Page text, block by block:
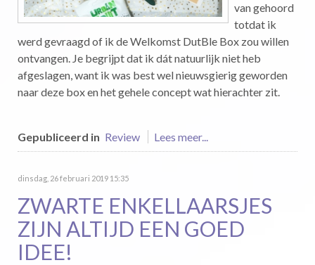
van gehoord
totdat ik
werd gevraagd of ik de Welkomst DutBle Box zou willen
ontvangen. Je begrijpt dat ik dát natuurlijk niet heb
afgeslagen, want ik was best wel nieuwsgierig geworden
naar deze box en het gehele concept wat hierachter zit.
Gepubliceerd in Review Lees meer...
dinsdag, 26 februari 2019 15:35
ZWARTE ENKELLAARSJES
ZIJN ALTIJD EEN GOED
IDEE!